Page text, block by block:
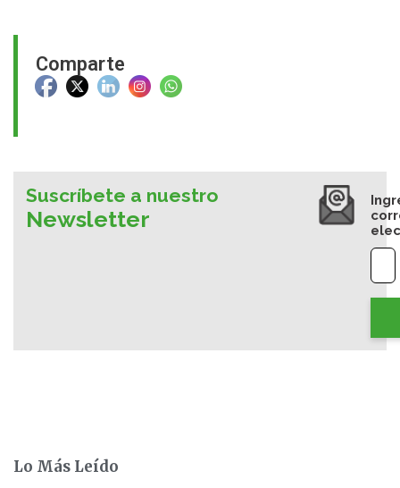
Comparte
Suscríbete a nuestro
Newsletter
Lo Más Leído